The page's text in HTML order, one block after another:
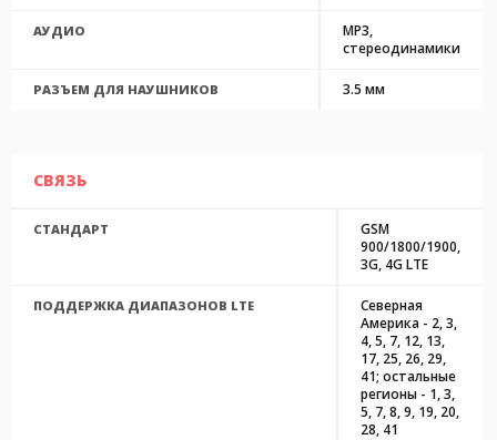
АУДИО
MP3,
стереодинамики
РАЗЪЕМ ДЛЯ НАУШНИКОВ 3.5 мм
СВЯЗЬ
СТАНДАРТ
GSM
900/1800/1900,
3G, 4G LTE
ПОДДЕРЖКА ДИАПАЗОНОВ LTE
Северная
Америка - 2, 3,
4, 5, 7, 12, 13,
17, 25, 26, 29,
41; остальные
регионы - 1, 3,
5, 7, 8, 9, 19, 20,
28, 41